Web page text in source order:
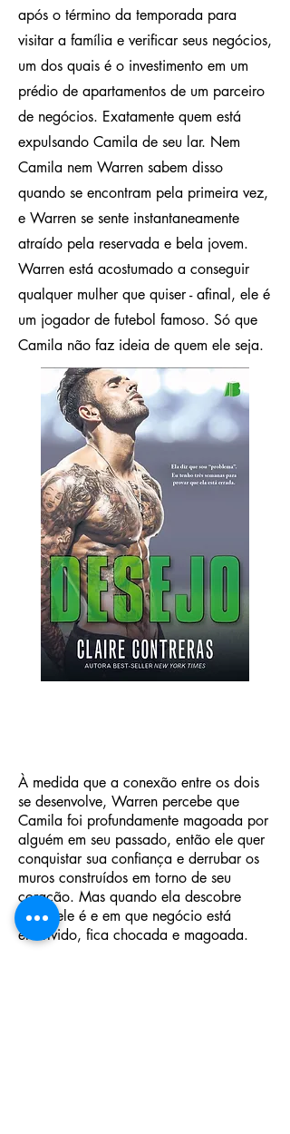
após o término da temporada para
visitar a família e verificar seus negócios,
um dos quais é o investimento em um
prédio de apartamentos de um parceiro
de negócios. Exatamente quem está
expulsando Camila de seu lar. Nem
Camila nem Warren sabem disso
quando se encontram pela primeira vez,
e Warren se sente instantaneamente
atraído pela reservada e bela jovem.
Warren está acostumado a conseguir
qualquer mulher que quiser - afinal, ele é
um jogador de futebol famoso. Só que
Camila não faz ideia de quem ele seja.
À medida que a conexão entre os dois
se desenvolve, Warren percebe que
Camila foi profundamente magoada por
alguém em seu passado, então ele quer
conquistar sua confiança e derrubar os
muros construídos em torno de seu
coração. Mas quando ela descobre
quem ele é e em que negócio está
envolvido, fica chocada e magoada.